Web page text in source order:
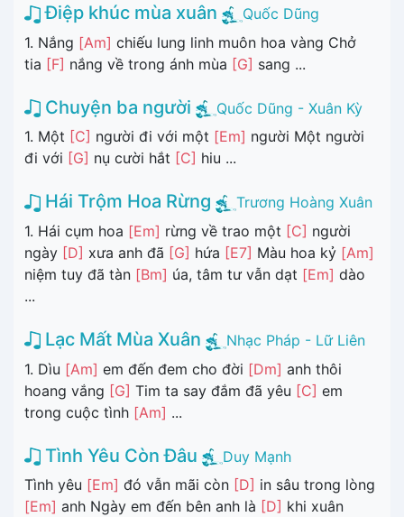
Điệp khúc mùa xuân
Quốc Dũng
1. Nắng [Am] chiếu lung linh muôn hoa vàng Chở
tia [F] nắng về trong ánh mùa [G] sang ...
Chuyện ba người
Quốc Dũng - Xuân Kỳ
1. Một [C] người đi với một [Em] người Một người
đi với [G] nụ cười hắt [C] hiu ...
Hái Trộm Hoa Rừng
Trương Hoàng Xuân
1. Hái cụm hoa [Em] rừng về trao một [C] người
ngày [D] xưa anh đã [G] hứa [E7] Màu hoa kỷ [Am]
niệm tuy đã tàn [Bm] úa, tâm tư vẫn dạt [Em] dào
...
Lạc Mất Mùa Xuân
Nhạc Pháp - Lữ Liên
1. Dìu [Am] em đến đem cho đời [Dm] anh thôi
hoang vắng [G] Tim ta say đắm đã yêu [C] em
trong cuộc tình [Am] ...
Tình Yêu Còn Đâu
Duy Mạnh
Tình yêu [Em] đó vẫn mãi còn [D] in sâu trong lòng
[Em] anh Ngày em đến bên anh là [D] khi xuân